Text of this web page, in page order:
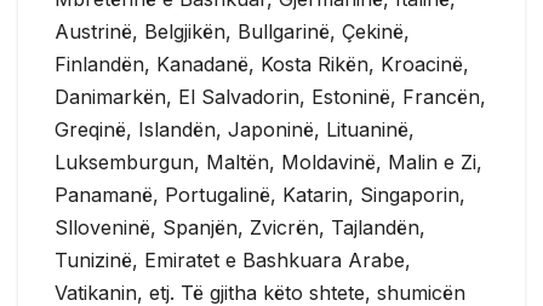
Austrinë, Belgjikën, Bullgarinë, Çekinë,
Finlandën, Kanadanë, Kosta Rikën, Kroacinë,
Danimarkën, El Salvadorin, Estoninë, Francën,
Greqinë, Islandën, Japoninë, Lituaninë,
Luksemburgun, Maltën, Moldavinë, Malin e Zi,
Panamanë, Portugalinë, Katarin, Singaporin,
Slloveninë, Spanjën, Zvicrën, Tajlandën,
Tunizinë, Emiratet e Bashkuara Arabe,
Vatikanin, etj. Të gjitha këto shtete, shumicën